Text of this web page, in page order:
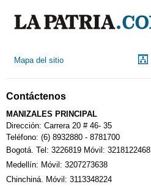
Mapa del sitio
Contáctenos
MANIZALES PRINCIPAL
Dirección: Carrera 20 # 46- 35
Teléfono: (6) 8932880 - 8781700
Bogotá. Tel: 3226819 Móvil: 3218122468
Medellín: Móvil: 3207273638
Chinchiná. Móvil: 3113348224